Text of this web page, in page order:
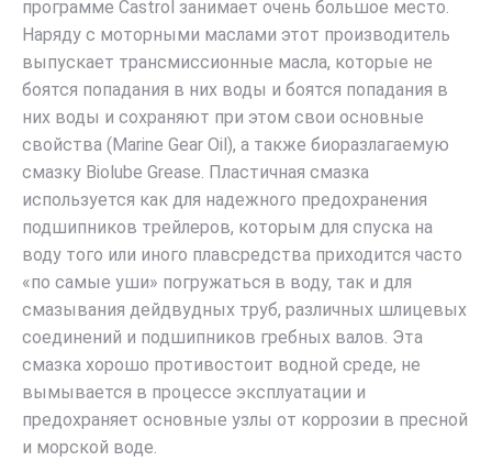
программе Castrol занимает очень большое место.
Наряду с моторными маслами этот производитель
выпускает трансмиссионные масла, которые не
боятся попадания в них воды и боятся попадания в
них воды и сохраняют при этом свои основные
свойства (Marine Gear Oil), а также биоразлагаемую
смазку Biolube Grease. Пластичная смазка
используется как для надежного предохранения
подшипников трейлеров, которым для спуска на
воду того или иного плавсредства приходится часто
«по самые уши» погружаться в воду, так и для
смазывания дейдвудных труб, различных шлицевых
соединений и подшипников гребных валов. Эта
смазка хорошо противостоит водной среде, не
вымывается в процессе эксплуатации и
предохраняет основные узлы от коррозии в пресной
и морской воде.